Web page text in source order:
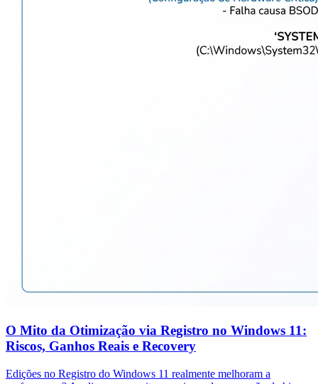
O Mito da Otimização via Registro no Windows 11:
Riscos, Ganhos Reais e Recovery
Edições no Registro do Windows 11 realmente melhoram a